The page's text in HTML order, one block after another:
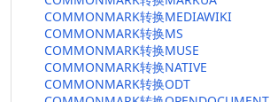
COMMONMARK转换MEDIAWIKI
COMMONMARK转换MS
COMMONMARK转换MUSE
COMMONMARK转换NATIVE
COMMONMARK转换ODT